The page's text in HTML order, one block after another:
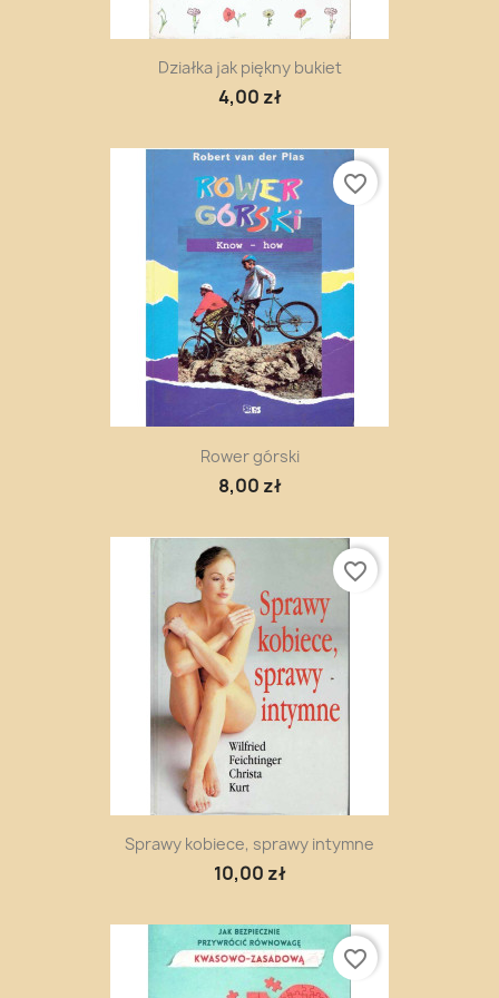
Działka jak piękny bukiet
4,00 zł
Rower górski
8,00 zł
favorite_border
Sprawy kobiece, sprawy intymne
10,00 zł
favorite_border
favorite_border